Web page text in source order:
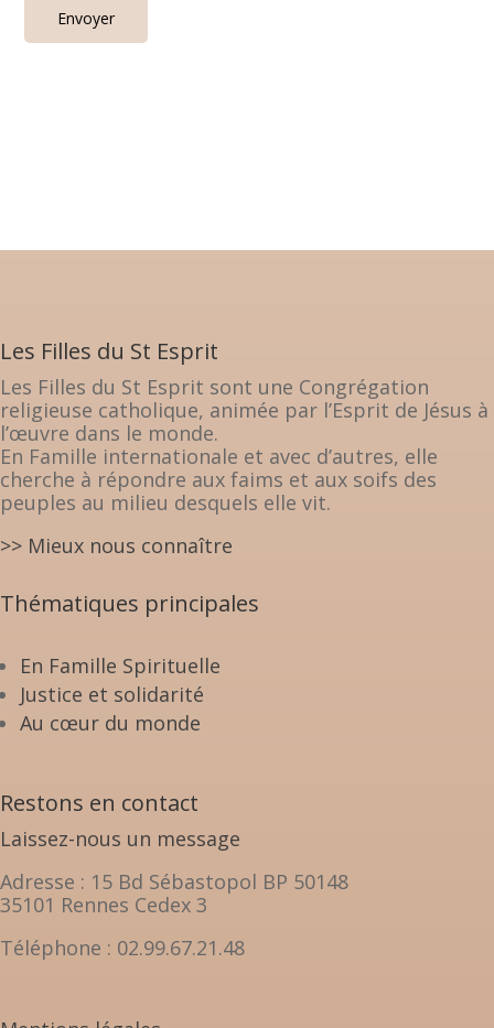
Les Filles du St Esprit
Les Filles du St Esprit sont une Congrégation
religieuse catholique, animée par l’Esprit de Jésus à
l’œuvre dans le monde.
En Famille internationale et avec d’autres, elle
cherche à répondre aux faims et aux soifs des
peuples au milieu desquels elle vit.
>> Mieux nous connaître
Thématiques principales
En Famille Spirituelle
Justice et solidarité
Au cœur du monde
Restons en contact
Laissez-nous un message
Adresse : 15 Bd Sébastopol BP 50148
35101 Rennes Cedex 3
Téléphone : 02.99.67.21.48